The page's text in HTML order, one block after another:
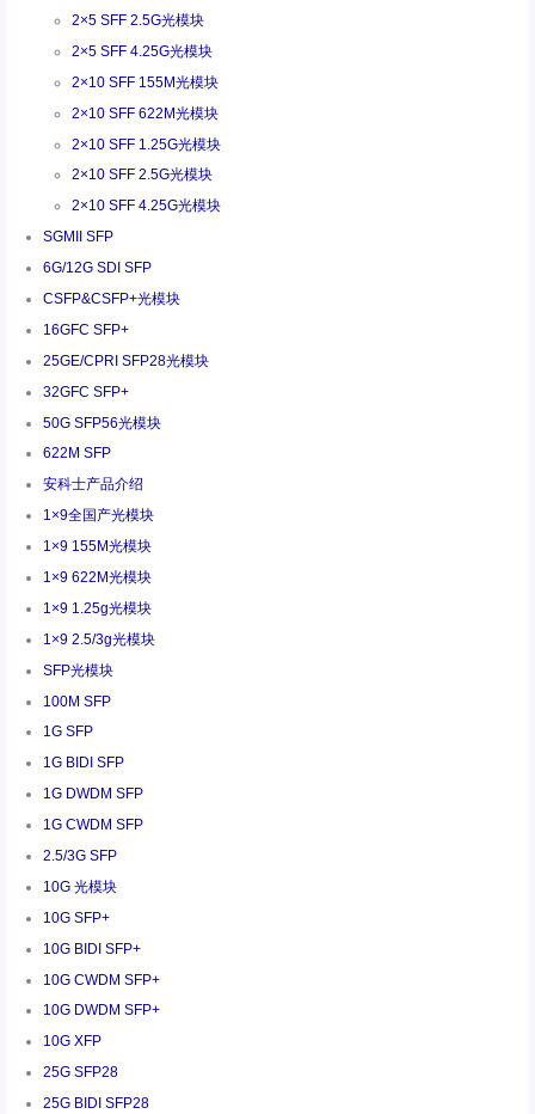
2×5 SFF 2.5G光模块
2×5 SFF 4.25G光模块
2×10 SFF 155M光模块
2×10 SFF 622M光模块
2×10 SFF 1.25G光模块
2×10 SFF 2.5G光模块
2×10 SFF 4.25G光模块
SGMII SFP
6G/12G SDI SFP
CSFP&CSFP+光模块
16GFC SFP+
25GE/CPRI SFP28光模块
32GFC SFP+
50G SFP56光模块
622M SFP
安科士产品介绍
1×9全国产光模块
1×9 155M光模块
1×9 622M光模块
1×9 1.25g光模块
1×9 2.5/3g光模块
SFP光模块
100M SFP
1G SFP
1G BIDI SFP
1G DWDM SFP
1G CWDM SFP
2.5/3G SFP
10G 光模块
10G SFP+
10G BIDI SFP+
10G CWDM SFP+
10G DWDM SFP+
10G XFP
25G SFP28
25G BIDI SFP28